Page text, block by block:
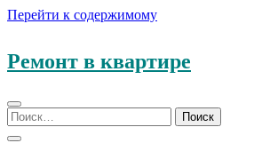
Перейти к содержимому
Ремонт в квартире